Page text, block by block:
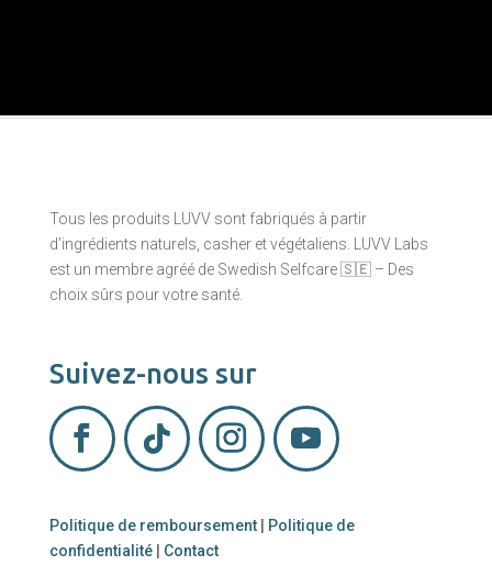
Tous les produits LUVV sont fabriqués à partir
d’ingrédients naturels, casher et végétaliens. LUVV Labs
est un membre agréé de Swedish Selfcare 🇸🇪 – Des
choix sûrs pour votre santé.
Suivez-nous sur
Politique de remboursement|
Politique de
confidentialité| Contact